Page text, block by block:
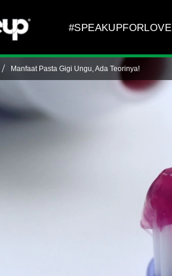
#SPEAKUPFORLOVE
Manfaat Pasta Gigi Ungu, Ada Teorinya!